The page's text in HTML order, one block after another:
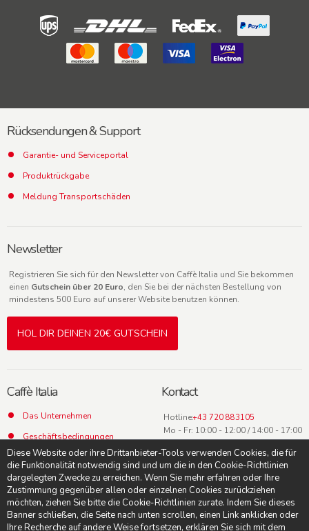
Rücksendungen & Support
Garantie- und Serviceportal
Produktrückgabe
Meldung Transportschäden
Newsletter
Registrieren Sie sich für den Newsletter von Caffè Italia und Sie bekommen
einen Gutschein über 20 Euro, den Sie bei der nächsten Bestellung von
mindestens 500 Euro auf unserer Website benutzen können.
HOL DIR DEINEN 20€ GUTSCHEIN
Caffè Italia
Das Unternehmen
Geschäftsbedingungen
Datenschutz
Kontact
Kontact
Hotline:+43 720 883105
Mo - Fr: 10:00 - 12:00 / 14:00 - 17:00
Uhr
Diese Website oder ihre Drittanbieter-Tools verwenden Cookies, die für
die Funktionalität notwendig sind und um die in den Cookie-Richtlinien
dargelegten Zwecke zu erreichen. Wenn Sie mehr erfahren oder Ihre
Zustimmung gegenüber allen oder einzelnen Cookies zurückziehen
möchten, ziehen Sie bitte die Cookie-Richtlinien zurate. Indem Sie dieses
Banner schließen, die Seite nach unten scrollen, einen Link anklicken oder
Ihre Recherche auf andere Weise fortsetzen, erklären Sie sich mit dem